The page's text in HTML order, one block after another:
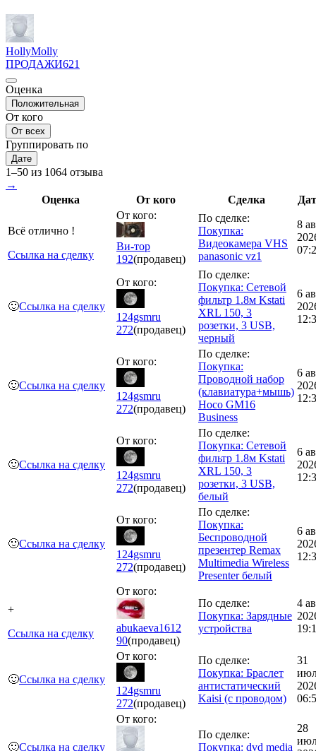
HollyMolly
ПРОДАЖИ621
Оценка
Положительная
От кого
От всех
Группировать по
Дате
1–50 из 1064 отзыва
→
Оценка
От кого Сделка
Всё отлично !
Ссылка на сделку
От кого:
Ви-тор
192(продавец)
По сделке:
Покупка:
Видеокамера VHS
panasonic vz1
8
🙂Ссылка на сделку
От кого:
124gsmru
272(продавец)
По сделке:
Покупка: Сетевой
фильтр 1.8м Kstati
XRL 150, 3
розетки, 3 USB,
черный
6
🙂Ссылка на сделку
От кого:
124gsmru
272(продавец)
По сделке:
Покупка:
Проводной набор
(клавиатура+мышь)
Hoco GM16
Business
6
🙂Ссылка на сделку
От кого:
124gsmru
272(продавец)
По сделке:
Покупка: Сетевой
фильтр 1.8м Kstati
XRL 150, 3
розетки, 3 USB,
белый
6
🙂Ссылка на сделку
От кого:
124gsmru
272(продавец)
По сделке:
Покупка:
Беспроводной
презентер Remax
Multimedia Wireless
Presenter белый
6
+
Ссылка на сделку
От кого:
abukaeva1612
90(продавец)
По сделке:
Покупка: Зарядные
устройства
4
🙂Ссылка на сделку
От кого:
124gsmru
272(продавец)
По сделке:
Покупка: Браслет
антистатический
Kaisi (с проводом)
31
🙂Ссылка на сделку
От кого:
По сделке:
Покупка: dvd media
28